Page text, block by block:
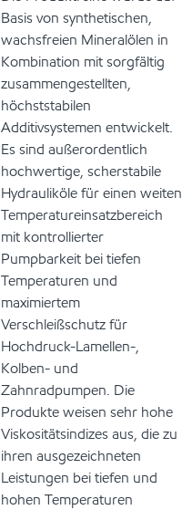
Basis von synthetischen,
wachsfreien Mineralölen in
Kombination mit sorgfältig
zusammengestellten,
höchststabilen
Additivsystemen entwickelt.
Es sind außerordentlich
hochwertige, scherstabile
Hydrauliköle für einen weiten
Temperatureinsatzbereich
mit kontrollierter
Pumpbarkeit bei tiefen
Temperaturen und
maximiertem
Verschleißschutz für
Hochdruck-Lamellen-,
Kolben- und
Zahnradpumpen. Die
Produkte weisen sehr hohe
Viskositätsindizes aus, die zu
ihren ausgezeichneten
Leistungen bei tiefen und
hohen Temperaturen